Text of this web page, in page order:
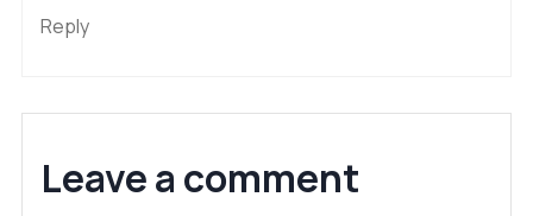
Reply
Leave a comment